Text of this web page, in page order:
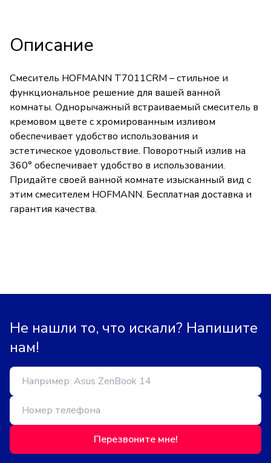
Описание
Смеситель HOFMANN T7011CRM – стильное и
функциональное решение для вашей ванной
комнаты. Однорычажный встраиваемый смеситель в
кремовом цвете с хромированным изливом
обеспечивает удобство использования и
эстетическое удовольствие. Поворотный излив на
360° обеспечивает удобство в использовании.
Придайте своей ванной комнате изысканный вид с
этим смесителем HOFMANN. Бесплатная доставка и
гарантия качества.
Не нашли то, что искали? Напишите
нам!
Перезвоните мне!